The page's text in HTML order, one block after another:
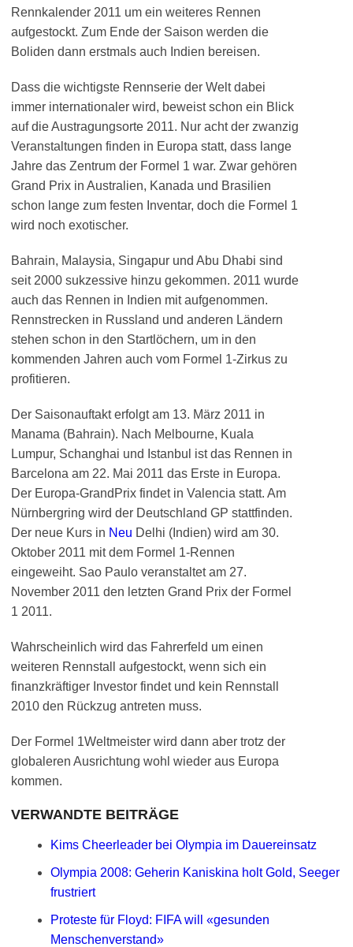
Rennkalender 2011 um ein weiteres Rennen
aufgestockt. Zum Ende der Saison werden die
Boliden dann erstmals auch Indien bereisen.
Dass die wichtigste Rennserie der Welt dabei
immer internationaler wird, beweist schon ein Blick
auf die Austragungsorte 2011. Nur acht der zwanzig
Veranstaltungen finden in Europa statt, dass lange
Jahre das Zentrum der Formel 1 war. Zwar gehören
Grand Prix in Australien, Kanada und Brasilien
schon lange zum festen Inventar, doch die Formel 1
wird noch exotischer.
Bahrain, Malaysia, Singapur und Abu Dhabi sind
seit 2000 sukzessive hinzu gekommen. 2011 wurde
auch das Rennen in Indien mit aufgenommen.
Rennstrecken in Russland und anderen Ländern
stehen schon in den Startlöchern, um in den
kommenden Jahren auch vom Formel 1-Zirkus zu
profitieren.
Der Saisonauftakt erfolgt am 13. März 2011 in
Manama (Bahrain). Nach Melbourne, Kuala
Lumpur, Schanghai und Istanbul ist das Rennen in
Barcelona am 22. Mai 2011 das Erste in Europa.
Der Europa-GrandPrix findet in Valencia statt. Am
Nürnbergring wird der Deutschland GP stattfinden.
Der neue Kurs in Neu Delhi (Indien) wird am 30.
Oktober 2011 mit dem Formel 1-Rennen
eingeweiht. Sao Paulo veranstaltet am 27.
November 2011 den letzten Grand Prix der Formel
1 2011.
Wahrscheinlich wird das Fahrerfeld um einen
weiteren Rennstall aufgestockt, wenn sich ein
finanzkräftiger Investor findet und kein Rennstall
2010 den Rückzug antreten muss.
Der Formel 1Weltmeister wird dann aber trotz der
globaleren Ausrichtung wohl wieder aus Europa
kommen.
VERWANDTE BEITRÄGE
Kims Cheerleader bei Olympia im Dauereinsatz
Olympia 2008: Geherin Kaniskina holt Gold, Seeger
frustriert
Proteste für Floyd: FIFA will «gesunden
Menschenverstand»